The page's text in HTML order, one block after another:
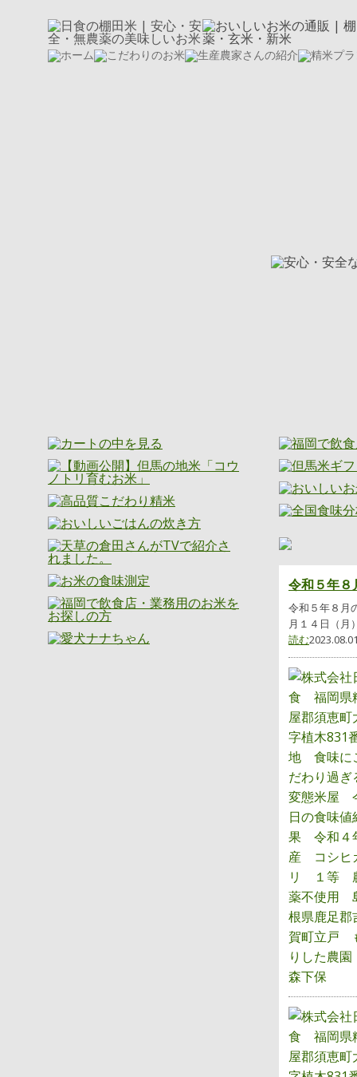
令和５年８
令和５年８月
月１４日（月
読む